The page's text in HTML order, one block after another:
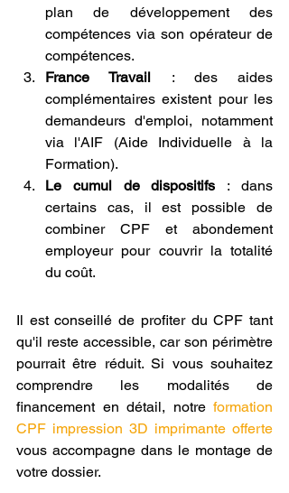
plan de développement des
compétences via son opérateur de
compétences.
France Travail : des aides
complémentaires existent pour les
demandeurs d'emploi, notamment
via l'AIF (Aide Individuelle à la
Formation).
Le cumul de dispositifs : dans
certains cas, il est possible de
combiner CPF et abondement
employeur pour couvrir la totalité
du coût.
Il est conseillé de profiter du CPF tant
qu'il reste accessible, car son périmètre
pourrait être réduit. Si vous souhaitez
comprendre les modalités de
financement en détail, notre formation
CPF impression 3D imprimante offerte
vous accompagne dans le montage de
votre dossier.